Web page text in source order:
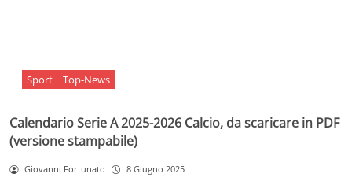
Sport Top-News
Calendario Serie A 2025-2026 Calcio, da scaricare in PDF
(versione stampabile)
Giovanni Fortunato 8 Giugno 2025